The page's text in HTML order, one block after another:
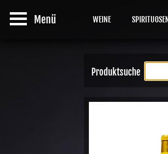
WEINE SPIRITUOSEN
Produktsuche